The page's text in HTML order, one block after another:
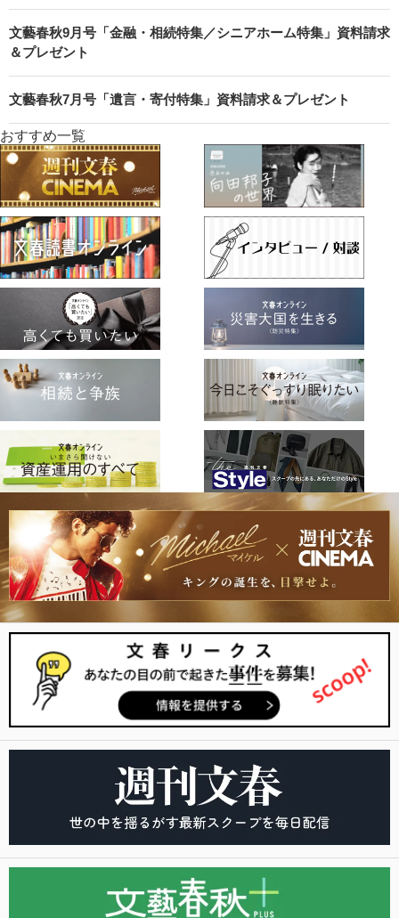
文藝春秋9月号「金融・相続特集／シニアホーム特集」資料請求
＆プレゼント
文藝春秋7月号「遺言・寄付特集」資料請求＆プレゼント
おすすめ一覧